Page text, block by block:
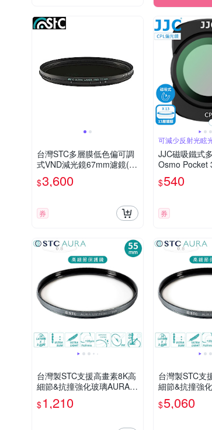
台灣STC多層膜低色偏可調
式VND減光鏡67mm濾鏡(無
段調整ND2-ND4-ND8-ND1
6-ND32-ND64…-ND1000-
動態範圍
$3,600
券
可減少反射光眩
顏色飽和度
JJC磁吸鐵式
Osmo Pocket
C-CPL偏光鏡
合金薄框/玻璃
$540
券
台灣製STC支援高畫素8K高
細節&抗撞強化玻璃AURA 5
5mm保護鏡55mm濾鏡(超
低光程差;99.5%透光率;德國
$1,210
台灣製STC支
細節&抗撞強
5mm保護鏡
低光程差
$5,060